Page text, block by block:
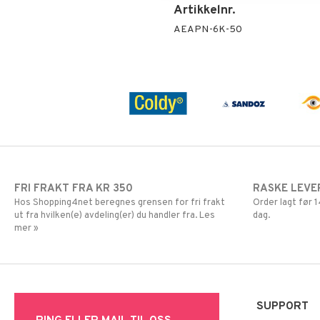
Artikkelnr.
AEAPN-6K-50
FRI FRAKT FRA KR 350
Hos Shopping4net beregnes grensen for fri frakt
ut fra hvilken(e) avdeling(er) du handler fra. Les
mer »
RASKE
Order lagt før
dag.
SUPPORT